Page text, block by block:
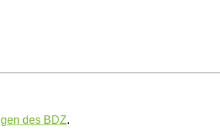
des BDZ.